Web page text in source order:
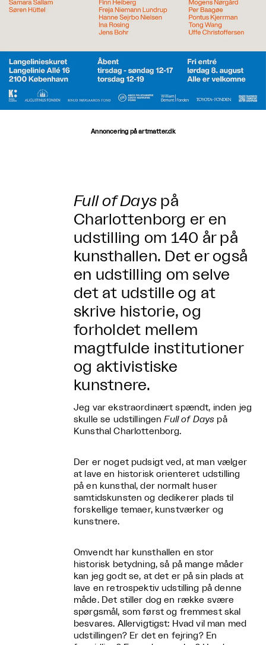
Annoncering på artmatter.dk
Full of Days på
Charlottenborg er en
udstilling om 140 år på
kunsthallen. Det er også
en udstilling om selve
det at udstille og at
skrive historie, og
forholdet mellem
magtfulde institutioner
og aktivistiske
kunstnere.
Jeg var ekstraordinært spændt, inden jeg
skulle se udstillingenFull of Days på
Kunsthal Charlottenborg.
Der er noget pudsigt ved, at man vælger
at lave en historisk orienteret udstilling
på en kunsthal, der normalt huser
samtidskunsten og dedikerer plads til
forskellige temaer, kunstværker og
kunstnere.
Omvendt har kunsthallen en stor
historisk betydning, så på mange måder
kan jeg godt se, at det er på sin plads at
lave en retrospektiv udstilling på denne
måde. Det stiller dog en række svære
spørgsmål, som først og fremmest skal
besvares. Allervigtigst: Hvad vil man med
udstillingen? Er det en fejring? En